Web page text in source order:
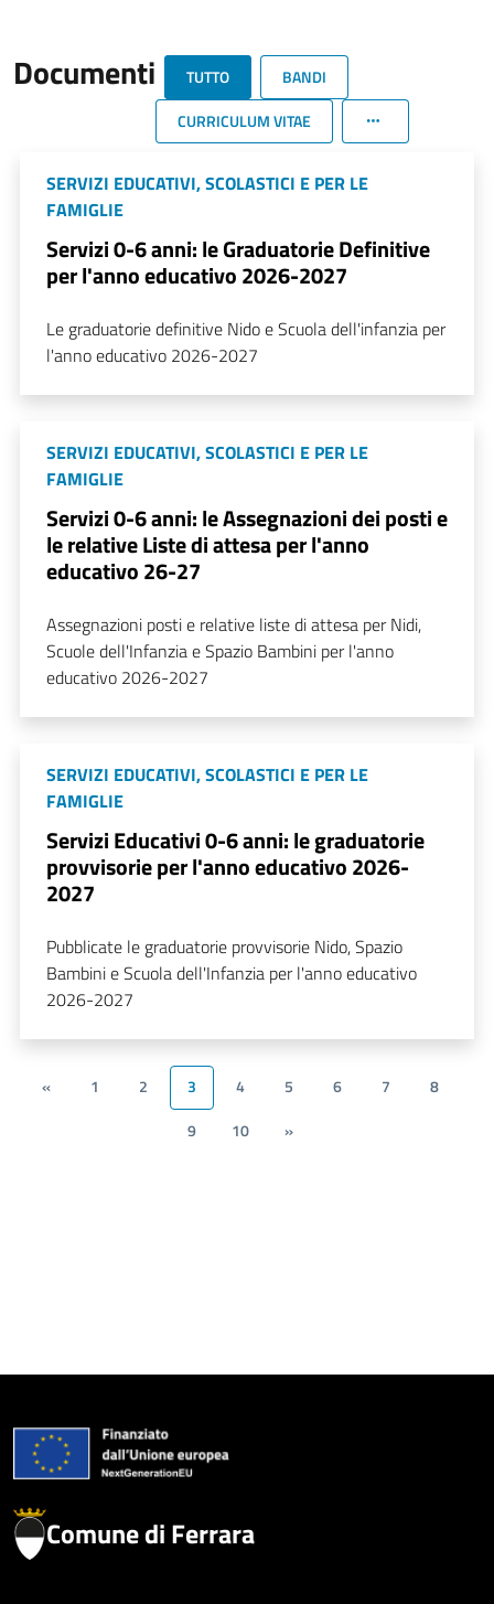
Documenti TUTTO
BANDI
CURRICULUM VITAE
SERVIZI EDUCATIVI, SCOLASTICI E PER LE
FAMIGLIE
Servizi 0-6 anni: le Graduatorie Definitive
per l'anno educativo 2026-2027
Le graduatorie definitive Nido e Scuola dell'infanzia per
l'anno educativo 2026-2027
SERVIZI EDUCATIVI, SCOLASTICI E PER LE
FAMIGLIE
Servizi 0-6 anni: le Assegnazioni dei posti e
le relative Liste di attesa per l'anno
educativo 26-27
Assegnazioni posti e relative liste di attesa per Nidi,
Scuole dell'Infanzia e Spazio Bambini per l'anno
educativo 2026-2027
SERVIZI EDUCATIVI, SCOLASTICI E PER LE
FAMIGLIE
Servizi Educativi 0-6 anni: le graduatorie
provvisorie per l'anno educativo 2026-
2027
Pubblicate le graduatorie provvisorie Nido, Spazio
Bambini e Scuola dell'Infanzia per l'anno educativo
2026-2027
« 1 2 3 4 5 6 7
8
9
10 »
Comune di Ferrara